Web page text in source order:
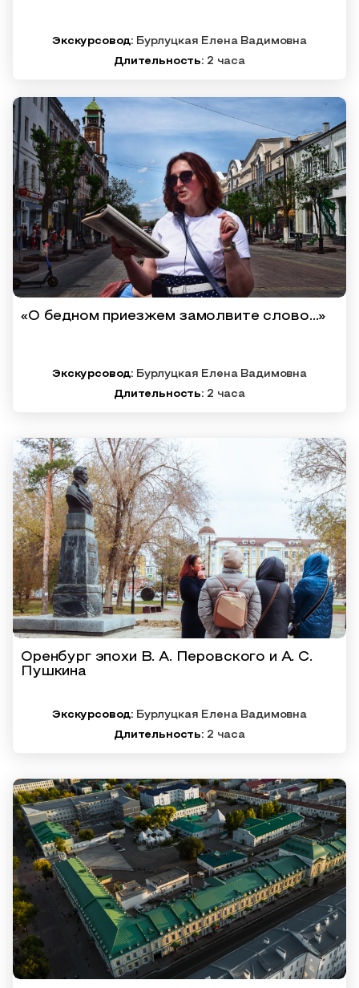
Экскурсовод: Бурлуцкая Елена Вадимовна
Длительность: 2 часа
«О бедном приезжем замолвите слово…»
Экскурсовод: Бурлуцкая Елена Вадимовна
Длительность: 2 часа
Оренбург эпохи В. А. Перовского и А. С.
Пушкина
Экскурсовод: Бурлуцкая Елена Вадимовна
Длительность: 2 часа